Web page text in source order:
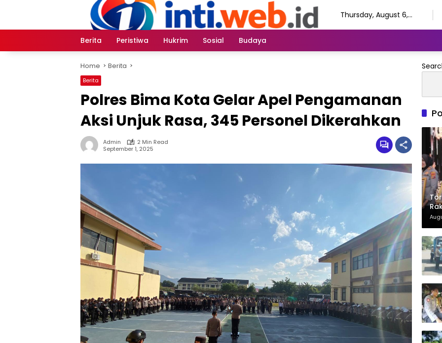
Thursday, August 6,
Berita
Peristiwa Hukrim Sosial Budaya
Home Berita
Berita
Polres Bima Kota Gelar Apel Pengamanan
Aksi Unjuk Rasa, 345 Personel Dikerahkan
Admin
2 Min Read
September 1, 2025